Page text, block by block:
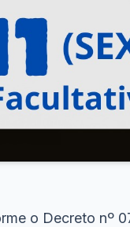
o Decreto nº